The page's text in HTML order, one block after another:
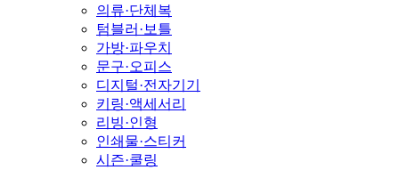
의류·단체복
텀블러·보틀
가방·파우치
문구·오피스
디지털·전자기기
키링·액세서리
리빙·인형
인쇄물·스티커
시즌·쿨링